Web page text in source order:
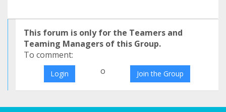
This forum is only for the Teamers and
Teaming Managers of this Group.
To comment:
Login o Join the Group